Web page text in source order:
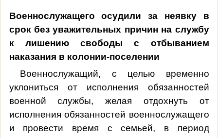
Военнослужащего осудили за неявку в
срок без уважительных причин на службу
к лишению свободы с отбыванием
наказания в колонии-поселении
Военнослужащий, с целью временно
уклониться от исполнения обязанностей
военной службы, желая отдохнуть от
исполнения обязанностей военнослужащего
и провести время с семьей, в период